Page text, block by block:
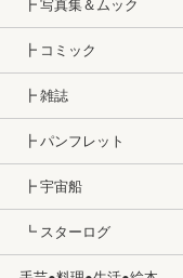
┣ 写真集＆ムック
┣ コミック
┣ 雑誌
┣ パンフレット
┣ 宇宙船
┗ スターログ